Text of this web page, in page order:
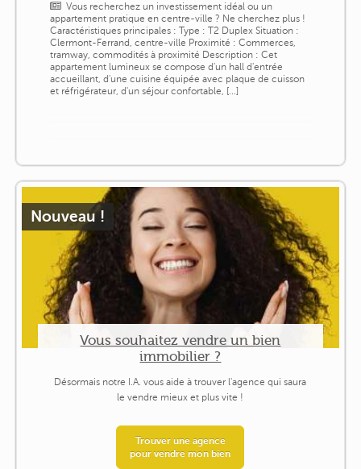
Vous recherchez un investissement idéal ou un
appartement pratique en centre-ville ? Ne cherchez plus !
Caractéristiques principales : Type : T2 Duplex Situation :
Clermont-Ferrand, centre-ville Proximité : Commerces,
tramway, commodités à proximité Description : Cet
appartement lumineux se compose d'un hall d'entrée
accueillant, d'une cuisine équipée avec plaque de cuisson
et réfrigérateur, d'un séjour confortable, [...]
Nouveau !
Vous souhaitez vendre un bien
immobilier ?
Désormais notre I.A. vous aide à trouver l'agence qui saura
le vendre mieux et plus vite !
Trouver une agence
pour vendre mon bien